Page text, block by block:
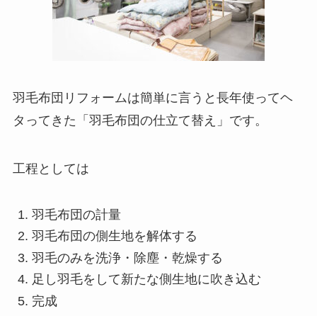
羽毛布団リフォームは簡単に言うと長年使ってヘ
タってきた「羽毛布団の仕立て替え」です。
工程としては
羽毛布団の計量
羽毛布団の側生地を解体する
羽毛のみを洗浄・除塵・乾燥する
足し羽毛をして新たな側生地に吹き込む
完成